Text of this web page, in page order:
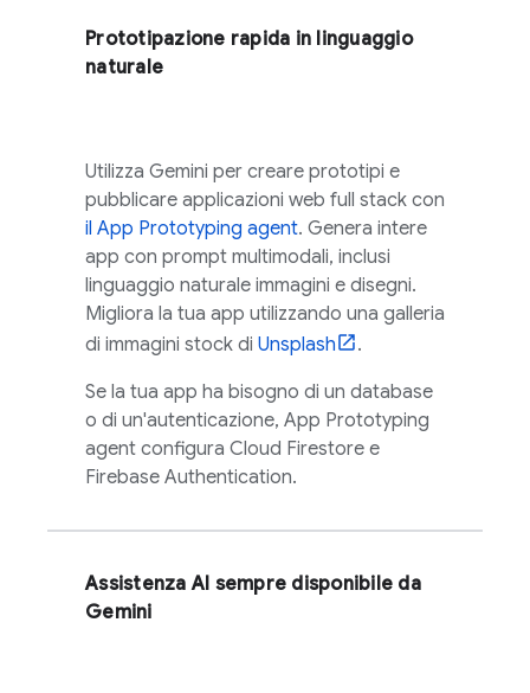
Prototipazione rapida in linguaggio
naturale
Utilizza Gemini per creare prototipi e
pubblicare applicazioni web full stack con
il App Prototyping agent. Genera intere
app con prompt multimodali, inclusi
linguaggio naturale immagini e disegni.
Migliora la tua app utilizzando una galleria
di immagini stock di Unsplash
.
Se la tua app ha bisogno di un database
o di un'autenticazione, App Prototyping
agent configura Cloud Firestore e
Firebase Authentication.
Assistenza AI sempre disponibile da
Gemini